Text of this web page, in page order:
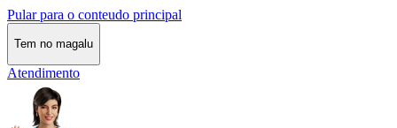
Pular para o conteudo principal
Tem no magalu
Atendimento